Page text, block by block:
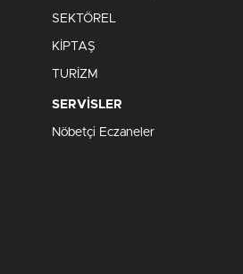
SEKTÖREL
KİPTAŞ
TURİZM
SERVİSLER
Nöbetçi Eczaneler